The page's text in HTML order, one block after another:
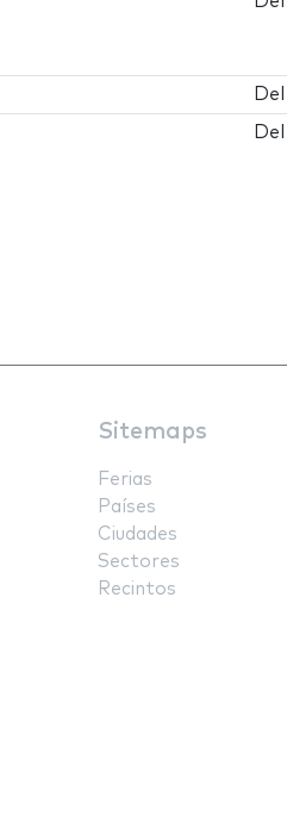
Sitemaps
Ferias
Países
Ciudades
Sectores
Recintos